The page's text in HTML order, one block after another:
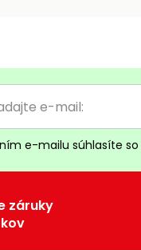
e-mailu súhlasíte so
záruky